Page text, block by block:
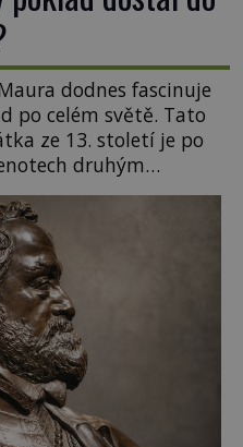
dodnes fascinuje
po celém světě. Tato
ze 13. století je po
druhým
v České
v roce 1985 po
úspěšně
obestírá hustá mlha.
[…]